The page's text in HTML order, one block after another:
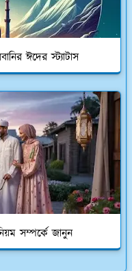
ঈদের স্ট্যাটাস
সম্পর্কে জানুন